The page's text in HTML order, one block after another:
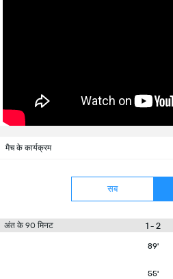
मैच के कार्यक्रम
सब
अंत के 90 मिनट 1 - 2
89'
55'